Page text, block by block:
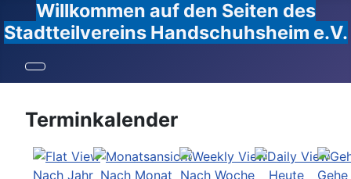
Willkommen auf den Seiten des
Stadtteilvereins Handschuhsheim e.V.
Terminkalender
Nach Jahr Nach Monat Nach Woche Heute